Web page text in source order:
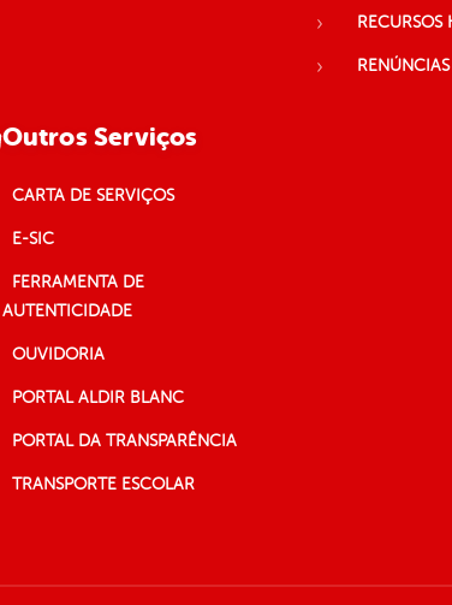
RECURSOS
Outros Serviços
CARTA DE SERVIÇOS
E-SIC
FERRAMENTA DE
AUTENTICIDADE
OUVIDORIA
PORTAL ALDIR BLANC
PORTAL DA TRANSPARÊNCIA
TRANSPORTE ESCOLAR